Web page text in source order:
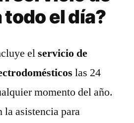
el día?
elservicio de
las 24
momento del año.
asistencia para